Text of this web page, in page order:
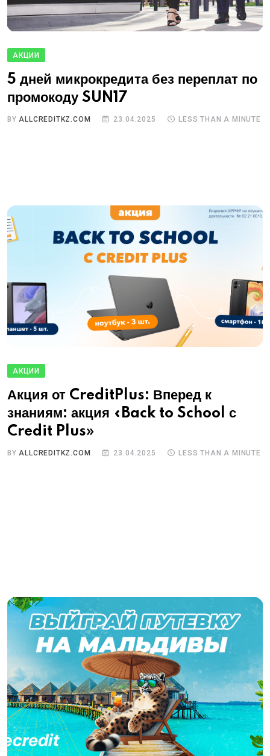
АКЦИИ
5 дней микрокредита без переплат по
промокоду SUN17
BYALLCREDITKZ.COM 23.04.2025 LESS THAN A MINUTE
АКЦИИ
Акция от CreditPlus: Вперед к
знаниям: акция «Back to School с
Credit Plus»
BY ALLCREDITKZ.COM 23.04.2025 LESS THAN A MINUTE